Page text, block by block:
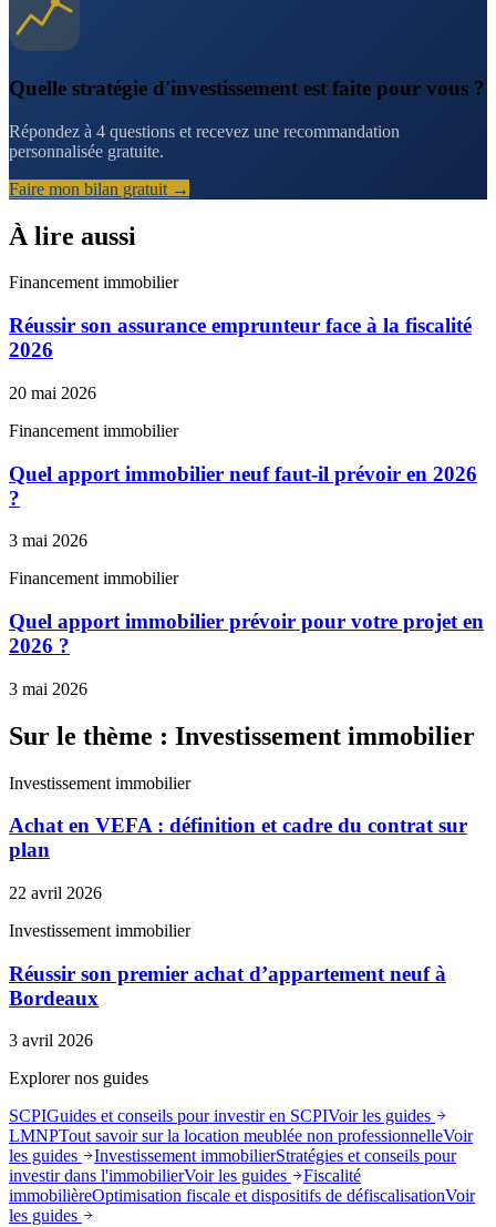
Quelle stratégie d'investissement est faite pour vous ?
Répondez à 4 questions et recevez une recommandation
personnalisée gratuite.
Faire mon bilan gratuit →
À lire aussi
Financement immobilier
Réussir son assurance emprunteur face à la fiscalité
2026
20 mai 2026
Financement immobilier
Quel apport immobilier neuf faut-il prévoir en 2026
?
3 mai 2026
Financement immobilier
Quel apport immobilier prévoir pour votre projet en
2026 ?
3 mai 2026
Sur le thème : Investissement immobilier
Investissement immobilier
Achat en VEFA : définition et cadre du contrat sur
plan
22 avril 2026
Investissement immobilier
Réussir son premier achat d’appartement neuf à
Bordeaux
3 avril 2026
Explorer nos guides
SCPIGuides et conseils pour investir en SCPIVoir les guides
LMNPTout savoir sur la location meublée non professionnelleVoir
les guides
Investissement immobilierStratégies et conseils pour
investir dans l'immobilierVoir les guides
Fiscalité
immobilièreOptimisation fiscale et dispositifs de défiscalisationVoir
les guides